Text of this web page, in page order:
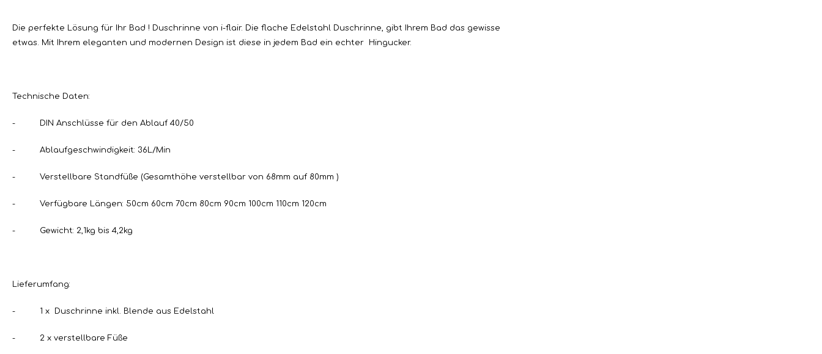
Die perfekte Lösung für Ihr Bad ! Duschrinne von i-flair. Die flache Edelstahl Duschrinne, gibt Ihrem Bad das gewisse
etwas. Mit Ihrem eleganten und modernen Design ist diese in jedem Bad ein echter Hingucker.
Technische Daten:
- DIN Anschlüsse für den Ablauf 40/50
- Ablaufgeschwindigkeit: 36L/Min
- Verstellbare Standfüße (Gesamthöhe verstellbar von 68mm auf 80mm )
- Verfügbare Längen: 50cm 60cm 70cm 80cm 90cm 100cm 110cm 120cm
- Gewicht: 2,1kg bis 4,2kg
Lieferumfang:
- 1 x Duschrinne inkl. Blende aus Edelstahl
- 2 x verstellbare Füße